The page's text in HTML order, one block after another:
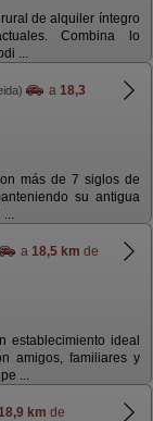
de alquiler íntegro
Combina lo
...
a 18,3
más de 7 siglos de
su antigua
...
a 18,5 km de
establecimiento ideal
amigos, familiares y
...
km de